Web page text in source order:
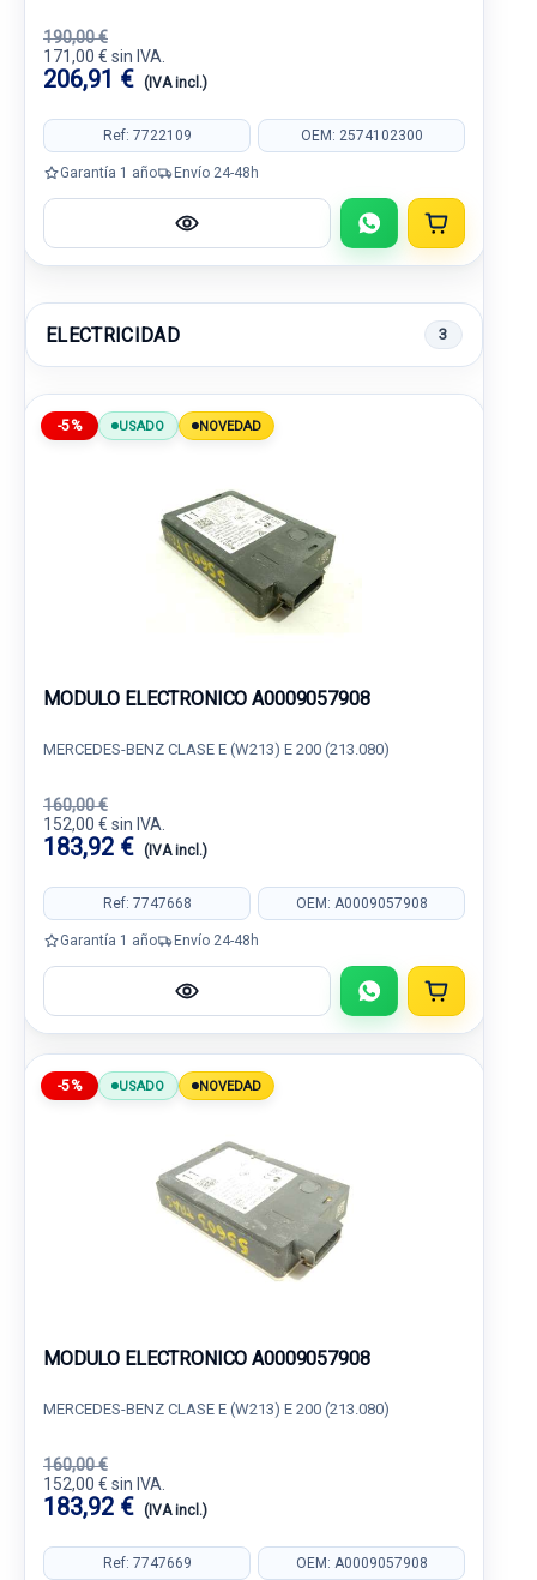
190,00 €
171,00 € sin IVA.
206,91 € (IVA incl.)
Ref: 7722109 OEM: 2574102300
Garantía 1 año Envío 24-48h
ELECTRICIDAD 3
-5% USADO NOVEDAD
MODULO ELECTRONICO A0009057908
MERCEDES-BENZ CLASE E (W213) E 200 (213.080)
160,00 €
152,00 € sin IVA.
183,92 € (IVA incl.)
Ref: 7747668 OEM: A0009057908
Garantía 1 año Envío 24-48h
-5% USADO NOVEDAD
MODULO ELECTRONICO A0009057908
MERCEDES-BENZ CLASE E (W213) E 200 (213.080)
160,00 €
152,00 € sin IVA.
183,92 € (IVA incl.)
Ref: 7747669 OEM: A0009057908